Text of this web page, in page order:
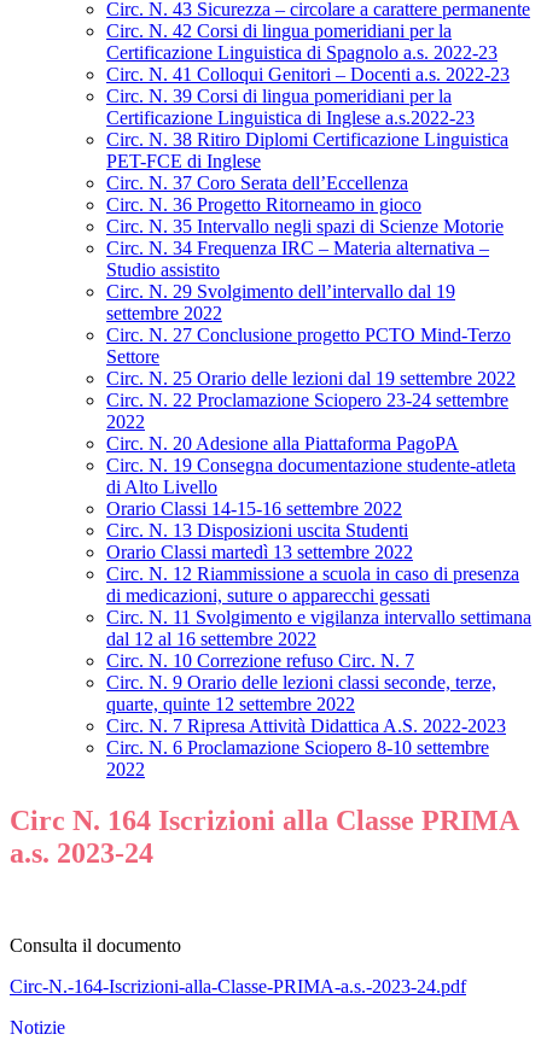
Circ. N. 43 Sicurezza – circolare a carattere permanente
Circ. N. 42 Corsi di lingua pomeridiani per la
Certificazione Linguistica di Spagnolo a.s. 2022-23
Circ. N. 41 Colloqui Genitori – Docenti a.s. 2022-23
Circ. N. 39 Corsi di lingua pomeridiani per la
Certificazione Linguistica di Inglese a.s.2022-23
Circ. N. 38 Ritiro Diplomi Certificazione Linguistica
PET-FCE di Inglese
Circ. N. 37 Coro Serata dell’Eccellenza
Circ. N. 36 Progetto Ritorneamo in gioco
Circ. N. 35 Intervallo negli spazi di Scienze Motorie
Circ. N. 34 Frequenza IRC – Materia alternativa –
Studio assistito
Circ. N. 29 Svolgimento dell’intervallo dal 19
settembre 2022
Circ. N. 27 Conclusione progetto PCTO Mind-Terzo
Settore
Circ. N. 25 Orario delle lezioni dal 19 settembre 2022
Circ. N. 22 Proclamazione Sciopero 23-24 settembre
2022
Circ. N. 20 Adesione alla Piattaforma PagoPA
Circ. N. 19 Consegna documentazione studente-atleta
di Alto Livello
Orario Classi 14-15-16 settembre 2022
Circ. N. 13 Disposizioni uscita Studenti
Orario Classi martedì 13 settembre 2022
Circ. N. 12 Riammissione a scuola in caso di presenza
di medicazioni, suture o apparecchi gessati
Circ. N. 11 Svolgimento e vigilanza intervallo settimana
dal 12 al 16 settembre 2022
Circ. N. 10 Correzione refuso Circ. N. 7
Circ. N. 9 Orario delle lezioni classi seconde, terze,
quarte, quinte 12 settembre 2022
Circ. N. 7 Ripresa Attività Didattica A.S. 2022-2023
Circ. N. 6 Proclamazione Sciopero 8-10 settembre
2022
Circ N. 164 Iscrizioni alla Classe PRIMA
a.s. 2023-24
Consulta il documento
Circ-N.-164-Iscrizioni-alla-Classe-PRIMA-a.s.-2023-24.pdf
Notizie